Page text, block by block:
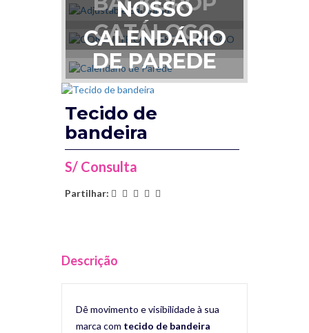
NOSSO
CATÁLOGO
CALENDÁRIO
DE PAREDE
Tecido de
bandeira
S/ Consulta
Partilhar:
Descrição
Dê movimento e visibilidade à sua
marca com tecido de bandeira